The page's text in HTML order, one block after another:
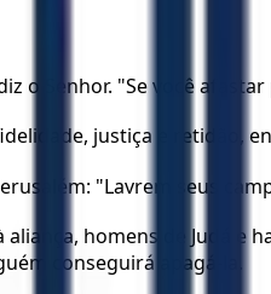
o Senhor. "Se você
justiça e retidão,
"Lavrem seus
aliança, homens de Judá
conseguirá apagá-la.